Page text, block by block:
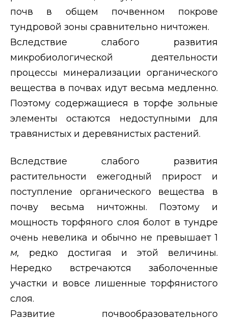
почв в общем почвенном покрове
тундровой зоны сравнительно ничтожен.
Вследствие слабого развития
микробиологической деятельности
процессы минерализации органического
вещества в почвах идут весьма медленно.
Поэтому содержащиеся в торфе зольные
элементы остаются недоступными для
травянистых и деревянистых растений.
Вследствие слабого развития
растительности ежегодный прирост и
поступление органического вещества в
почву весьма ничтожны. Поэтому и
мощность торфяного слоя болот в тундре
очень невелика и обычно не превышает 1
м, редко достигая и этой величины.
Нередко встречаются заболоченные
участки и вовсе лишенные торфянистого
слоя.
Развитие почвообразовательного